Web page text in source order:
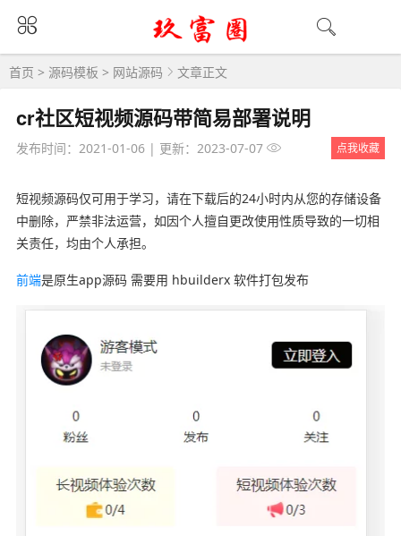
首页 > 源码模板 > 网站源码 文章正文
cr社区短视频源码带简易部署说明
发布时间：2021-01-06| 更新：2023-07-07 点我收藏
短视频源码仅可用于学习，请在下载后的24小时内从您的存储设备
中删除，严禁非法运营，如因个人擅自更改使用性质导致的一切相
关责任，均由个人承担。
前端是原生app源码 需要用 hbuilderx 软件打包发布